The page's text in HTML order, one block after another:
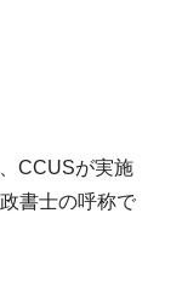
CCUSが実施
書士の呼称で